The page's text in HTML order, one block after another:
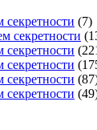
(7)
секретности